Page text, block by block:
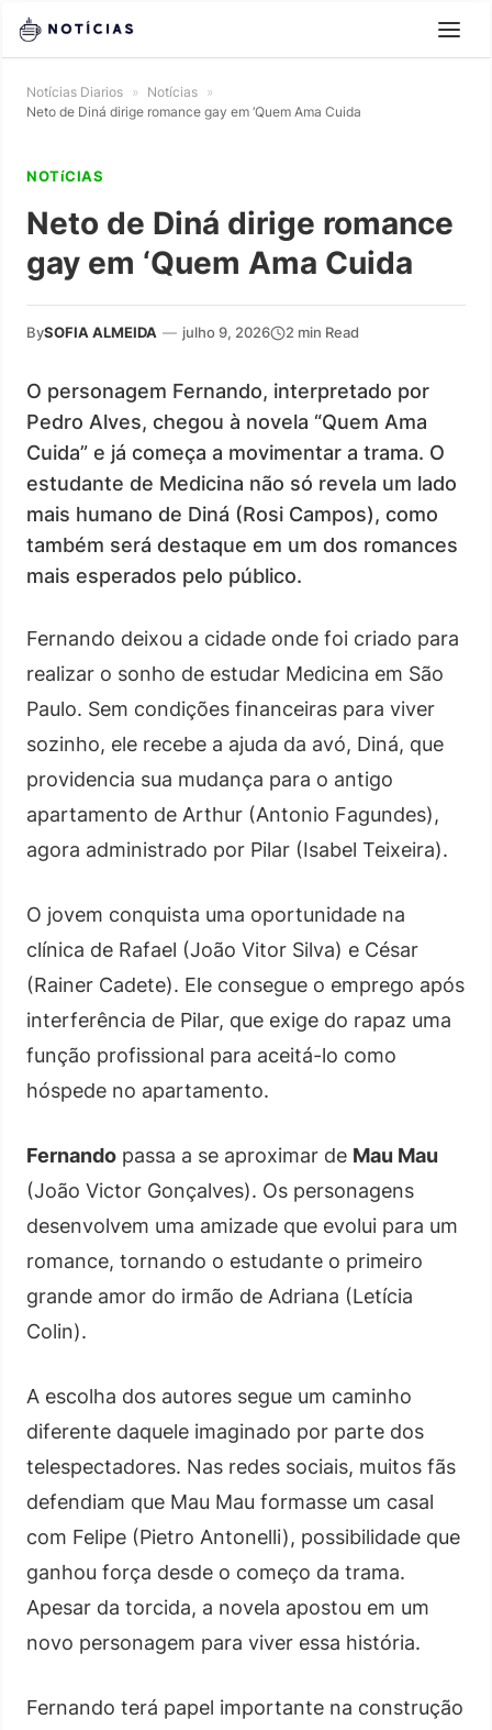
Notícias Diarios » Notícias »
Neto de Diná dirige romance gay em ‘Quem Ama Cuida
NOTíCIAS
Neto de Diná dirige romance
gay em ‘Quem Ama Cuida
BySOFIA ALMEIDA — julho 9, 2026 2 min Read
O personagem Fernando, interpretado por
Pedro Alves, chegou à novela “Quem Ama
Cuida” e já começa a movimentar a trama. O
estudante de Medicina não só revela um lado
mais humano de Diná (Rosi Campos), como
também será destaque em um dos romances
mais esperados pelo público.
Fernando deixou a cidade onde foi criado para
realizar o sonho de estudar Medicina em São
Paulo. Sem condições financeiras para viver
sozinho, ele recebe a ajuda da avó, Diná, que
providencia sua mudança para o antigo
apartamento de Arthur (Antonio Fagundes),
agora administrado por Pilar (Isabel Teixeira).
O jovem conquista uma oportunidade na
clínica de Rafael (João Vitor Silva) e César
(Rainer Cadete). Ele consegue o emprego após
interferência de Pilar, que exige do rapaz uma
função profissional para aceitá-lo como
hóspede no apartamento.
Fernando passa a se aproximar de Mau Mau
(João Victor Gonçalves). Os personagens
desenvolvem uma amizade que evolui para um
romance, tornando o estudante o primeiro
grande amor do irmão de Adriana (Letícia
Colin).
A escolha dos autores segue um caminho
diferente daquele imaginado por parte dos
telespectadores. Nas redes sociais, muitos fãs
defendiam que Mau Mau formasse um casal
com Felipe (Pietro Antonelli), possibilidade que
ganhou força desde o começo da trama.
Apesar da torcida, a novela apostou em um
novo personagem para viver essa história.
Fernando terá papel importante na construção